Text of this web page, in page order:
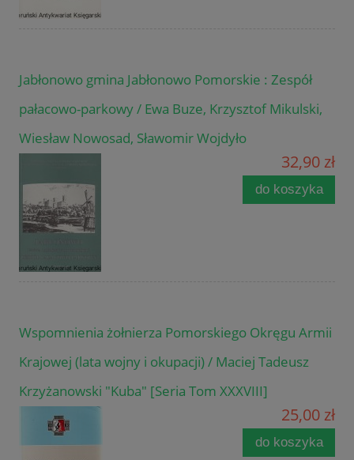
Jabłonowo gmina Jabłonowo Pomorskie : Zespół
pałacowo-parkowy / Ewa Buze, Krzysztof Mikulski,
Wiesław Nowosad, Sławomir Wojdyło
32,90 zł
do koszyka
Wspomnienia żołnierza Pomorskiego Okręgu Armii
Krajowej (lata wojny i okupacji) / Maciej Tadeusz
Krzyżanowski "Kuba" [Seria Tom XXXVIII]
25,00 zł
do koszyka